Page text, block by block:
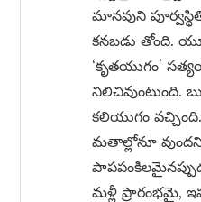
మానవుని
కనబడు తోంది.
‘కృతయుగం’
నిలిచివుంటుంది.
కలియుగం
మతాల్లోనూ
మళ్లీ ప్రారంభమై,